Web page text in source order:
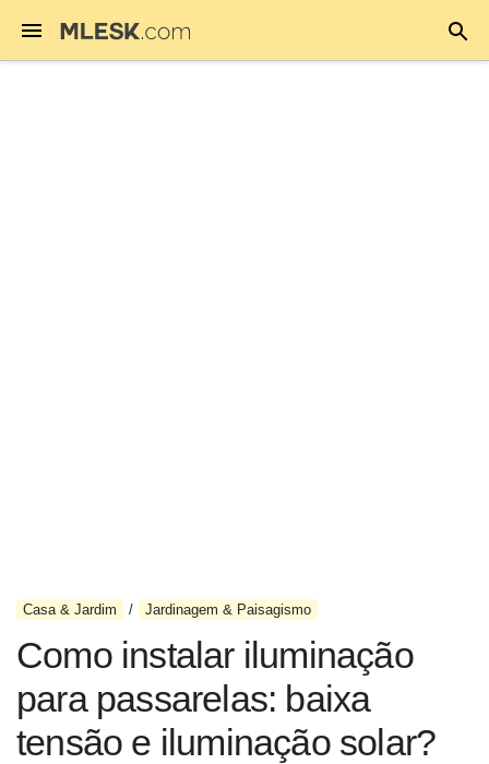
Casa & Jardim Jardinagem & Paisagismo
Como instalar iluminação
para passarelas: baixa
tensão e iluminação solar?